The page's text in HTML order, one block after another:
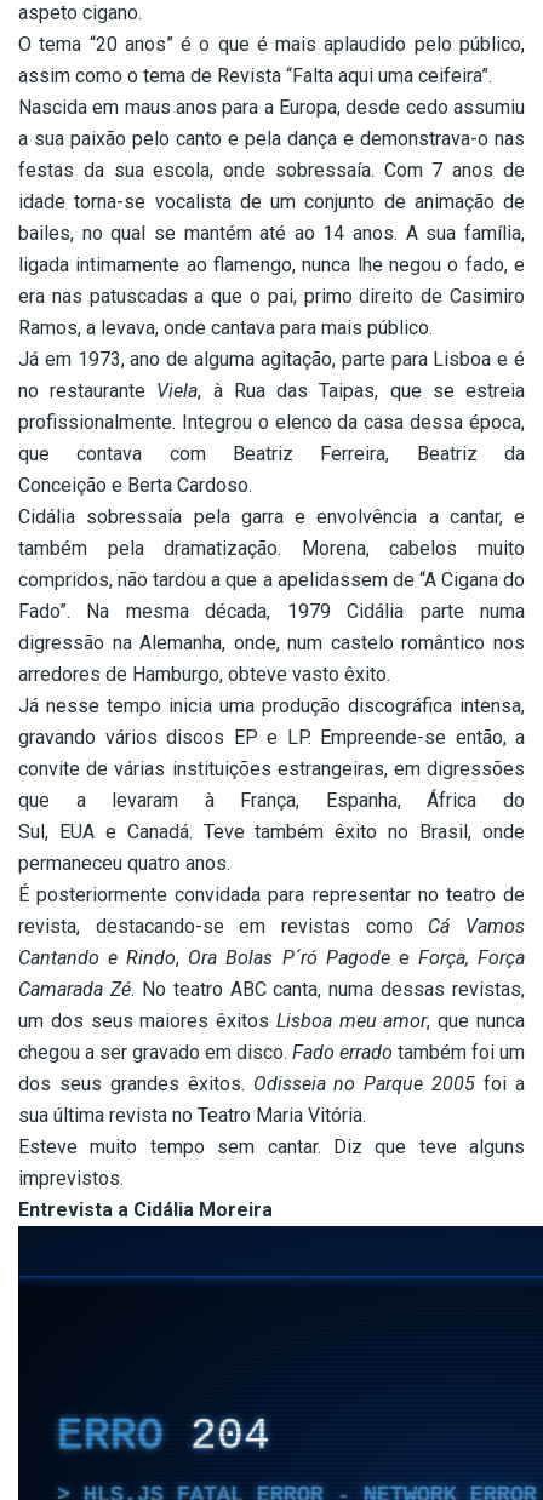
aspeto cigano.
O tema “20 anos” é o que é mais aplaudido pelo público,
assim como o tema de Revista “Falta aqui uma ceifeira”.
Nascida em maus anos para a Europa, desde cedo assumiu
a sua paixão pelo canto e pela dança e demonstrava-o nas
festas da sua escola, onde sobressaía. Com 7 anos de
idade torna-se vocalista de um conjunto de animação de
bailes, no qual se mantém até ao 14 anos. A sua família,
ligada intimamente ao flamengo, nunca lhe negou o fado, e
era nas patuscadas a que o pai, primo direito de Casimiro
Ramos, a levava, onde cantava para mais público.
Já em 1973, ano de alguma agitação, parte para Lisboa e é
no restaurante Viela, à Rua das Taipas, que se estreia
profissionalmente. Integrou o elenco da casa dessa época,
que contava com Beatriz Ferreira, Beatriz da
Conceição e Berta Cardoso.
Cidália sobressaía pela garra e envolvência a cantar, e
também pela dramatização. Morena, cabelos muito
compridos, não tardou a que a apelidassem de “A Cigana do
Fado”. Na mesma década, 1979 Cidália parte numa
digressão na Alemanha, onde, num castelo romântico nos
arredores de Hamburgo, obteve vasto êxito.
Já nesse tempo inicia uma produção discográfica intensa,
gravando vários discos EP e LP. Empreende-se então, a
convite de várias instituições estrangeiras, em digressões
que a levaram à França, Espanha, África do
Sul, EUA e Canadá. Teve também êxito no Brasil, onde
permaneceu quatro anos.
É posteriormente convidada para representar no teatro de
revista, destacando-se em revistas como Cá Vamos
Cantando e Rindo, Ora Bolas P´ró Pagodee Força, Força
Camarada Zé. No teatro ABC canta, numa dessas revistas,
um dos seus maiores êxitos Lisboa meu amor, que nunca
chegou a ser gravado em disco. Fado errado também foi um
dos seus grandes êxitos. Odisseia no Parque 2005 foi a
sua última revista no Teatro Maria Vitória.
Esteve muito tempo sem cantar. Diz que teve alguns
imprevistos.
Entrevista a Cidália Moreira